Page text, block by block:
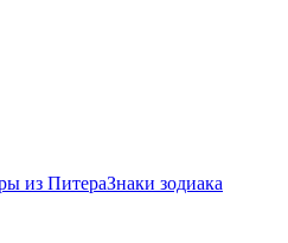
из ПитераЗнаки зодиака